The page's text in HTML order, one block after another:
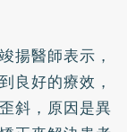
揚醫師表示，
良好的療效，
斜，原因是異